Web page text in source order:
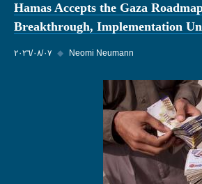
Hamas Accepts the Gaza
Breakthrough, Implementation
٠٧‏/٠٨‏/٢٠٢٦ ◆ Neomi Neumann